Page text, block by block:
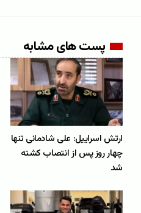
پست های مشابه
ارتش اسراییل: علی شادمانی تنها
چهار روز پس از انتصاب کشته
شد